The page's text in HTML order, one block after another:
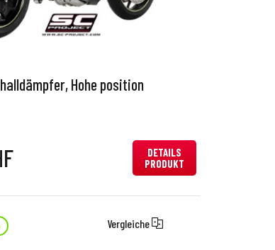
Hohe position
DETAILS
PRODUKT
Vergleiche